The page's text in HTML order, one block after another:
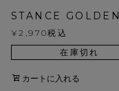
STANCE GOLDEN
¥ 2,970税込
在庫切れ
カートに入れる